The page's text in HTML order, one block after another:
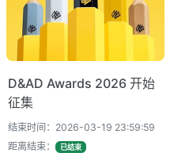
D&AD Awards 2026 开始
征集
结束时间：2026-03-19 23:59:59
距离结束：
已结束